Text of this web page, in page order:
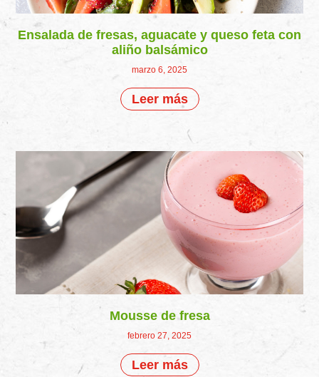
Ensalada de fresas, aguacate y queso feta con
aliño balsámico
marzo 6, 2025
Leer más
Mousse de fresa
febrero 27, 2025
Leer más